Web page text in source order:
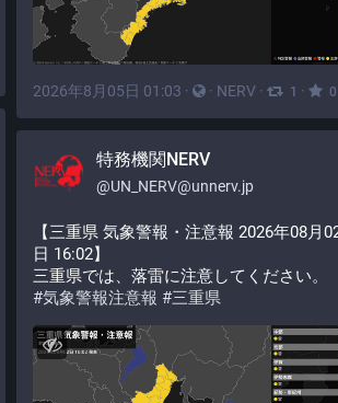
2026年8月05日 01:03 · · NERV · 1 · 0
特務機関NERV
@UN_NERV@unnerv.jp
【三重県 気象警報・注意報 2026年08月
日 16:02】
三重県では、落雷に注意してください。
#気象警報注意報 #三重県